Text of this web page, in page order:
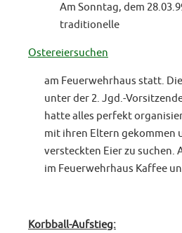
Am Sonntag, dem
traditionelle
Ostereiersuchen
am Feuerwehrhaus statt.
unter der 2. Jgd.-
hatte alles perfekt
mit ihren Eltern gekommen
versteckten Eier zu suchen.
im Feuerwehrhaus Kaffee
Korbball-Aufstieg: